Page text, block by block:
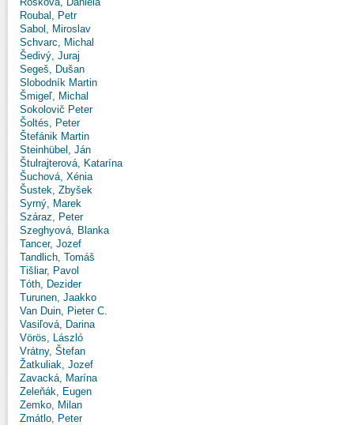
Roubal, Petr
Sabol, Miroslav
Schvarc, Michal
Šedivý, Juraj
Segeš, Dušan
Slobodník Martin
Šmigeľ, Michal
Sokolovič Peter
Šoltés, Peter
Štefánik Martin
Steinhübel, Ján
Štulrajterová, Katarína
Šuchová, Xénia
Šustek, Zbyšek
Syrný, Marek
Száraz, Peter
Szeghyová, Blanka
Tancer, Jozef
Tandlich, Tomáš
Tišliar, Pavol
Tóth, Dezider
Turunen, Jaakko
Van Duin, Pieter C.
Vasiľová, Darina
Vörös, László
Vrátny, Štefan
Žatkuliak, Jozef
Zavacká, Marína
Zeleňák, Eugen
Zemko, Milan
Zmátlo, Peter